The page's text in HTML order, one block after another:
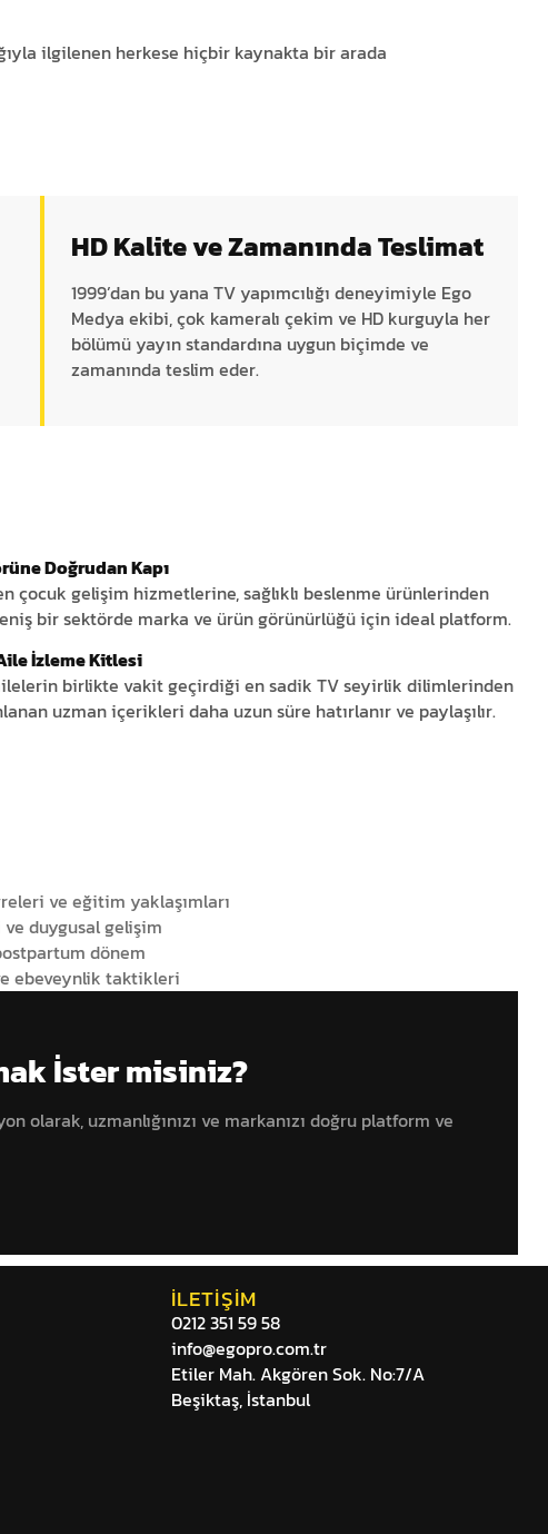
ilgilenen herkese hiçbir kaynakta bir arada
HD Kalite ve Zamanında Teslimat
1999’dan bu yana TV yapımcılığı deneyimiyle Ego
Medya ekibi, çok kameralı çekim ve HD kurguyla her
bölümü yayın standardına uygun biçimde ve
zamanında teslim eder.
Doğrudan Kapı
çocuk gelişim hizmetlerine, sağlıklı beslenme ürünlerinden
bir sektörde marka ve ürün görünürlüğü için ideal platform.
İzleme Kitlesi
birlikte vakit geçirdiği en sadik TV seyirlik dilimlerinden
uzman içerikleri daha uzun süre hatırlanır ve paylaşılır.
ve eğitim yaklaşımları
duygusal gelişim
dönem
ebeveynlik taktikleri
İster misiniz?
olarak, uzmanlığınızı ve markanızı doğru platform ve
İLETIŞIM
0212 351 59 58
info@egopro.com.tr
Etiler Mah. Akgören Sok. No:7/A
Beşiktaş, İstanbul